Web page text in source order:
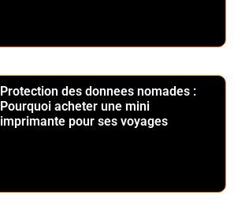
Protection des donnees nomades :
Pourquoi acheter une mini
imprimante pour ses voyages